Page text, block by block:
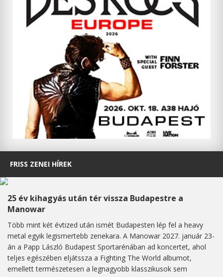
FRISS ZENEI HÍREK
25 év kihagyás után tér vissza Budapestre a
Manowar
Több mint két évtized után ismét Budapesten lép fel a heavy
metal egyik legismertebb zenekara. A Manowar 2027. január 23-
án a Papp László Budapest Sportarénában ad koncertet, ahol
teljes egészében eljátssza a Fighting The World albumot,
emellett természetesen a legnagyobb klasszikusok sem